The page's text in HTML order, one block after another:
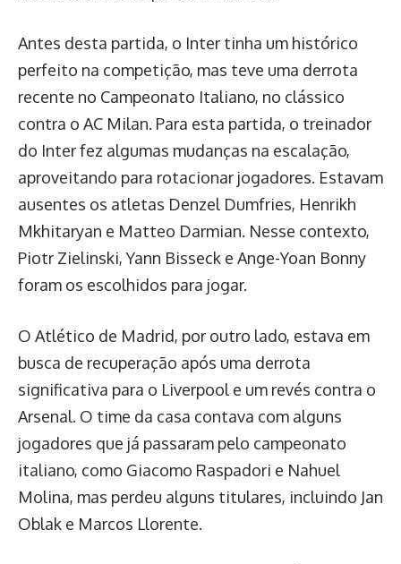
Antes desta partida, o Inter tinha um histórico
perfeito na competição, mas teve uma derrota
recente no Campeonato Italiano, no clássico
contra o AC Milan. Para esta partida, o treinador
do Inter fez algumas mudanças na escalação,
aproveitando para rotacionar jogadores. Estavam
ausentes os atletas Denzel Dumfries, Henrikh
Mkhitaryan e Matteo Darmian. Nesse contexto,
Piotr Zielinski, Yann Bisseck e Ange-Yoan Bonny
foram os escolhidos para jogar.
O Atlético de Madrid, por outro lado, estava em
busca de recuperação após uma derrota
significativa para o Liverpool e um revés contra o
Arsenal. O time da casa contava com alguns
jogadores que já passaram pelo campeonato
italiano, como Giacomo Raspadori e Nahuel
Molina, mas perdeu alguns titulares, incluindo Jan
Oblak e Marcos Llorente.